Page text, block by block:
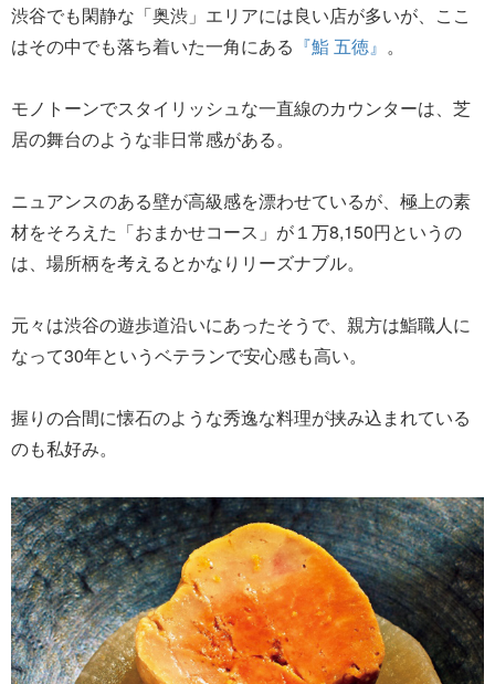
渋谷でも閑静な「奥渋」エリアには良い店が多いが、ここ
はその中でも落ち着いた一角にある 『鮨 五徳』 。
モノトーンでスタイリッシュな一直線のカウンターは、芝
居の舞台のような非日常感がある。
ニュアンスのある壁が高級感を漂わせているが、極上の素
材をそろえた「おまかせコース」が１万8,150円というの
は、場所柄を考えるとかなりリーズナブル。
元々は渋谷の遊歩道沿いにあったそうで、親方は鮨職人に
なって30年というベテランで安心感も高い。
握りの合間に懐石のような秀逸な料理が挟み込まれている
のも私好み。